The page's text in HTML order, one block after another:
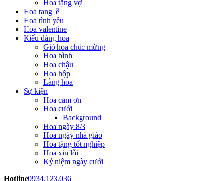
Hoa tặng vợ
Hoa tang lễ
Hoa tình yêu
Hoa valentine
Kiểu dáng hoa
Giỏ hoa chúc mừng
Hoa bình
Hoa chậu
Hoa hộp
Lẵng hoa
Sự kiện
Hoa cảm ơn
Hoa cưới
Background
Hoa ngày 8/3
Hoa ngày nhà giáo
Hoa tặng tốt nghiệp
Hoa xin lỗi
Kỷ niệm ngày cưới
Hotline0934.123.036